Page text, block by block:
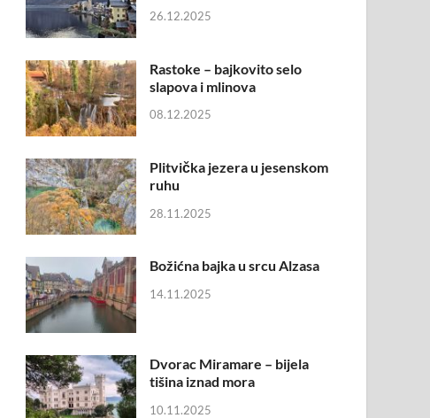
26.12.2025
Rastoke – bajkovito selo
slapova i mlinova
08.12.2025
Plitvička jezera u jesenskom
ruhu
28.11.2025
Božićna bajka u srcu Alzasa
14.11.2025
Dvorac Miramare – bijela
tišina iznad mora
10.11.2025